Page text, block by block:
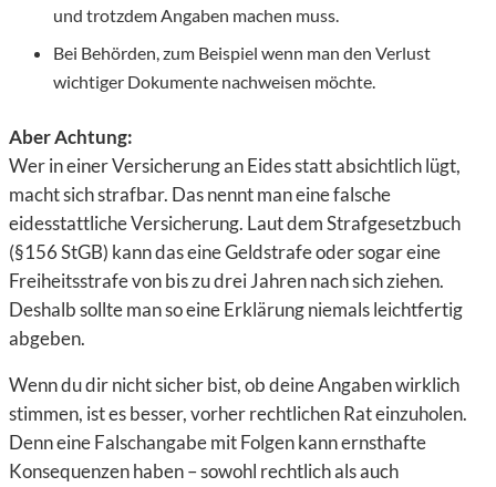
und trotzdem Angaben machen muss.
Bei Behörden, zum Beispiel wenn man den Verlust
wichtiger Dokumente nachweisen möchte.
Aber Achtung:
Wer in einerVersicherung an Eides statt absichtlich lügt,
macht sich strafbar. Das nennt man eine falsche
eidesstattliche Versicherung. Laut dem Strafgesetzbuch
(§156 StGB) kann das eine Geldstrafe oder sogar eine
Freiheitsstrafe von bis zu drei Jahren nach sich ziehen.
Deshalb sollte man so eine Erklärung niemals leichtfertig
abgeben.
Wenn du dir nicht sicher bist, ob deine Angaben wirklich
stimmen, ist es besser, vorher rechtlichen Rat einzuholen.
Denn eine Falschangabe mit Folgen kann ernsthafte
Konsequenzen haben – sowohl rechtlich als auch